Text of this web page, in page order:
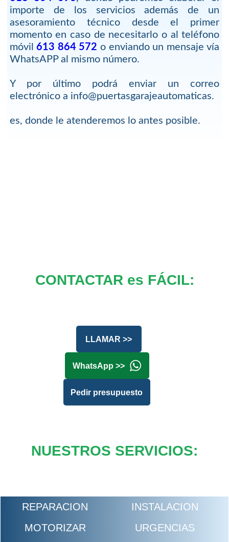
importe de los servicios además de un
asesoramiento técnico desde el primer
momento en caso de necesitarlo o al teléfono
móvil613 864 572 o enviando un mensaje vía
WhatsAPP al mismo número.
Y por último podrá enviar un correo
electrónico a info@puertasgarajeautomaticas.
es, donde le atenderemos lo antes posible.
CONTACTAR es FÁCIL:
LLAMAR >>
WhatsApp >>
Pedir presupuesto
NUESTROS SERVICIOS:
REPARACION
INSTALACION
MOTORIZAR
URGENCIAS